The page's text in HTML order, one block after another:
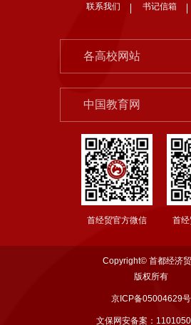
各高校网站
北京大学
清华大学
中国人民大学
中央财经大学
对外经济贸易大学
上海财经大学
东北财经大学
中南财经政法大学
江西财经大学
中国教育网
中国社会科学院
北京市教委
首都之窗
教育部
国家哲学社科规划办
国务院发展研究中心
联系我们 书记信箱
首经贸官方微信 首
Copyright© 首都经济
版权所有
京ICP备05004629号
文保网安备案：